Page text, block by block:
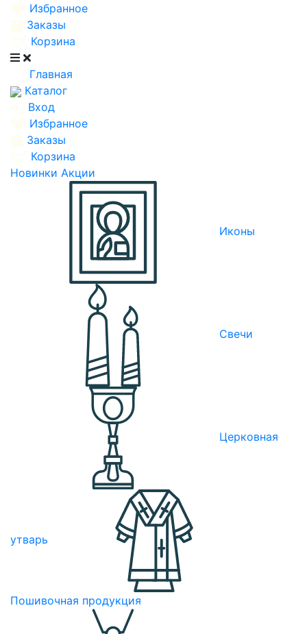
Избранное
Заказы
Корзина
Главная
Каталог
Вход
Избранное
Заказы
Корзина
Новинки Акции
Иконы
Свечи
Церковная
утварь
Пошивочная продукция